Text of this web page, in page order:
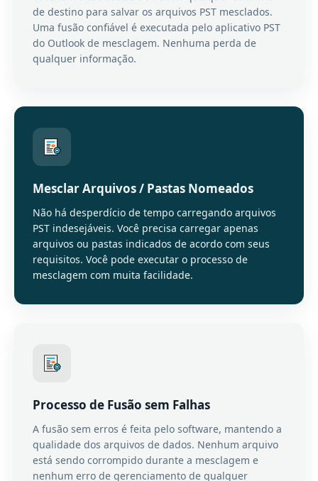
de destino para salvar os arquivos PST mesclados.
Uma fusão confiável é executada pelo aplicativo PST
do Outlook de mesclagem. Nenhuma perda de
qualquer informação.
Mesclar Arquivos / Pastas Nomeados
Não há desperdício de tempo carregando arquivos
PST indesejáveis. Você precisa carregar apenas
arquivos ou pastas indicados de acordo com seus
requisitos. Você pode executar o processo de
mesclagem com muita facilidade.
Processo de Fusão sem Falhas
A fusão sem erros é feita pelo software, mantendo a
qualidade dos arquivos de dados. Nenhum arquivo
está sendo corrompido durante a mesclagem e
nenhum erro de gerenciamento de qualquer